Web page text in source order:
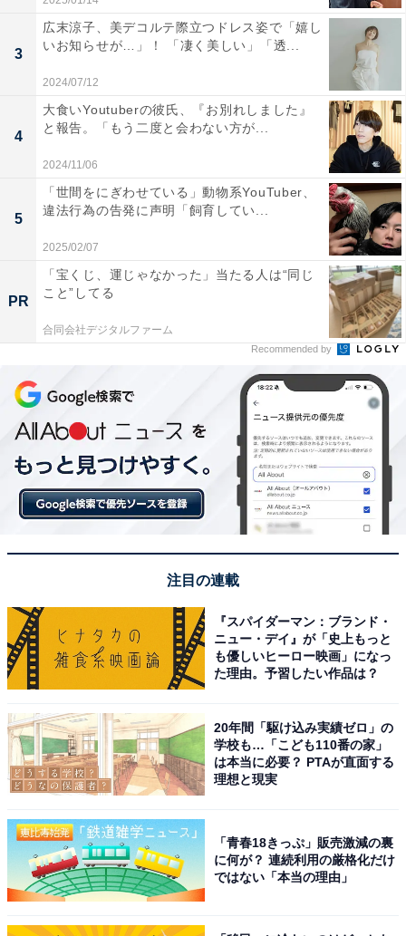
3
広末涼子、美デコルテ際立つドレス姿で「嬉し
いお知らせが…」！ 「凄く美しい」「透...
2024/07/12
4
大食いYoutuberの彼氏、『お別れしました』
と報告。「もう二度と会わない方が...
2024/11/06
5
「世間をにぎわせている」動物系YouTuber、
違法行為の告発に声明「飼育してい...
2025/02/07
PR
「宝くじ、運じゃなかった」当たる人は“同じ
こと”してる
合同会社デジタルファーム
Recommended by
注目の連載
『スパイダーマン：ブランド・
ニュー・デイ』が「史上もっと
も優しいヒーロー映画」になっ
た理由。予習したい作品は？
20年間「駆け込み実績ゼロ」の
学校も…「こども110番の家」
は本当に必要？ PTAが直面する
理想と現実
「青春18きっぷ」販売激減の裏
に何が？ 連続利用の厳格化だけ
ではない「本当の理由」